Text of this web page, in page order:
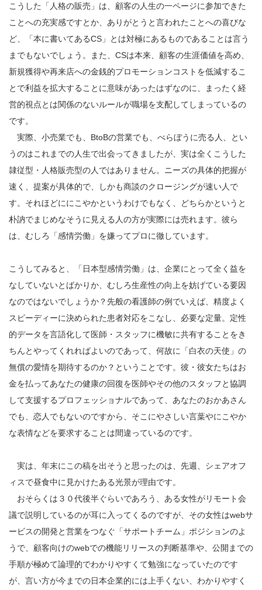
こうした「人格の販売」は、顧客の人生の一ページに参加できた
ことへの充実感ですとか、ありがとうと言われたことへの喜びな
ど、「本に書いてあるCS」とは対極にあるものであることは言う
までもないでしょう。また、CSは本来、顧客の生涯価値を高め、
新規獲得や再来店への金銭的プロモーションコストを低減するこ
とで利益を拡大することに意味があったはずなのに、まったく経
営的視点とは関係のないルールが職場を支配してしまっているの
です。
実際、小売業でも、BtoBの営業でも、べらぼうに売る人、とい
うのはこれまでの人生で出会ってきましたが、実は全くこうした
隷従型・人格販売型の人ではありません。ニーズの具体的把握が
速く、提案が具体的で、しかも商談のクロージングが速い人で
す。それほどににこやかというわけでもなく、どちらかというと
朴訥でまじめなそうに見える人の方が実際には売れます。彼ら
は、むしろ「感情労働」を嫌ってプロに徹しています。
こうしてみると、「日本型感情労働」は、企業にとって全く益を
なしていないとばかりか、むしろ生産性の向上を妨げている要因
なのではないでしょうか？先般の看護師の例でいえば、精度よく
スピーディーに決められた患者対応をこなし、必要な定量。定性
的データを言語化して医師・スタッフに機敏に共有することをき
ちんとやってくれればよいのであって、何故に「白衣の天使」の
無償の愛情を期待するのか？ということです。彼・彼女たちはお
金を払ってあなたの健康の回復を医師やその他のスタッフと協調
して支援するプロフェッショナルであって、あなたのおかあさん
でも、恋人でもないのですから、そこにやさしい言葉やにこやか
な表情などを要求することは間違っているのです。
実は、年末にこの稿を出そうと思ったのは、先週、シェアオフ
ィスで昼食中に見かけたある光景が理由です。
おそらくは３０代後半ぐらいであろう、ある女性がリモート会
議で説明しているのが耳に入ってくるのですが、その女性はwebサ
ービスの開発と営業をつなぐ「サポートチーム」ポジションのよ
うで、顧客向けのwebでの機能リリースの判断基準や、公開までの
手順が極めて論理的でわかりやすくて勉強になっていたのです
が、言い方が今までの日本企業的には上手くない、わかりやすく